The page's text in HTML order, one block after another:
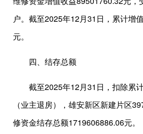
户。截至2025年12月31日，累计增
元。
四、结存总额
截至2025年12月31日，扣除累
（业主退房），雄安新区新建片区
修资金结存总额1719606886.06元。